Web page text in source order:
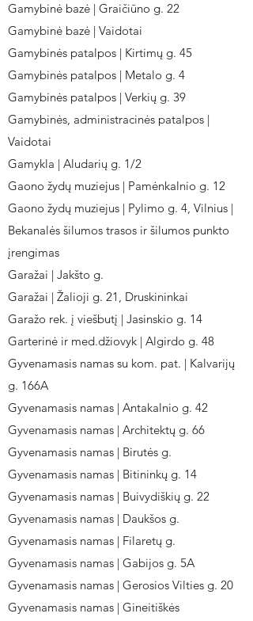
Gamybinė bazė | Graičiūno g. 22
Gamybinė bazė | Vaidotai
Gamybinės patalpos | Kirtimų g. 45
Gamybinės patalpos | Metalo g. 4
Gamybinės patalpos | Verkių g. 39
Gamybinės, administracinės patalpos |
Vaidotai
Gamykla | Aludarių g. 1/2
Gaono žydų muziejus | Pamėnkalnio g. 12
Gaono žydų muziejus | Pylimo g. 4, Vilnius |
Bekanalės šilumos trasos ir šilumos punkto
įrengimas
Garažai | Jakšto g.
Garažai | Žalioji g. 21, Druskininkai
Garažo rek. į viešbutį | Jasinskio g. 14
Garterinė ir med.džiovyk | Algirdo g. 48
Gyvenamasis namas su kom. pat. | Kalvarijų
g. 166A
Gyvenamasis namas | Antakalnio g. 42
Gyvenamasis namas | Architektų g. 66
Gyvenamasis namas | Birutės g.
Gyvenamasis namas | Bitininkų g. 14
Gyvenamasis namas | Buivydiškių g. 22
Gyvenamasis namas | Daukšos g.
Gyvenamasis namas | Filaretų g.
Gyvenamasis namas | Gabijos g. 5A
Gyvenamasis namas | Gerosios Vilties g. 20
Gyvenamasis namas | Gineitiškės